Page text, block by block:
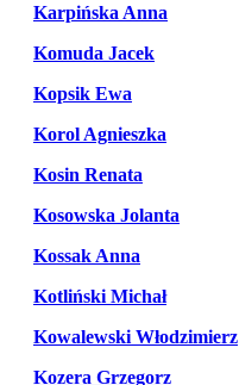
Karpińska Anna
Komuda Jacek
Kopsik Ewa
Korol Agnieszka
Kosin Renata
Kosowska Jolanta
Kossak Anna
Kotliński Michał
Kowalewski Włodzimierz
Kozera Grzegorz